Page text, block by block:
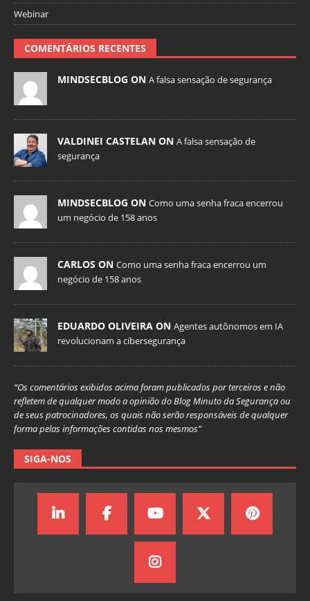
Webinar
COMENTÁRIOS RECENTES
MINDSECBLOG ON A falsa sensação de segurança
VALDINEI CASTELAN ON A falsa sensação de
segurança
MINDSECBLOG ON Como uma senha fraca encerrou
um negócio de 158 anos
CARLOS ON Como uma senha fraca encerrou um
negócio de 158 anos
EDUARDO OLIVEIRA ON Agentes autônomos em IA
revolucionam a cibersegurança
“Os comentários exibidos acima foram publicados por terceiros e não
refletem de qualquer modo a opinião do Blog Minuto da Segurança ou
de seus patrocinadores, os quais não serão responsáveis de qualquer
forma pelas informações contidas nos mesmos”
SIGA-NOS